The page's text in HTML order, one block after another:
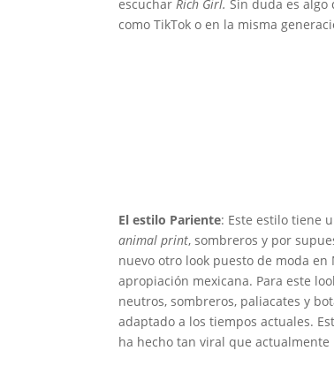
escucharRich Girl. Sin duda es algo
como TikTok o en la misma
El estilo Pariente: Este estilo tiene
animal print, sombreros y por
nuevo otro look puesto de moda
apropiación mexicana. Para este
neutros, sombreros, paliacates y
adaptado a los tiempos actuales.
ha hecho tan viral que